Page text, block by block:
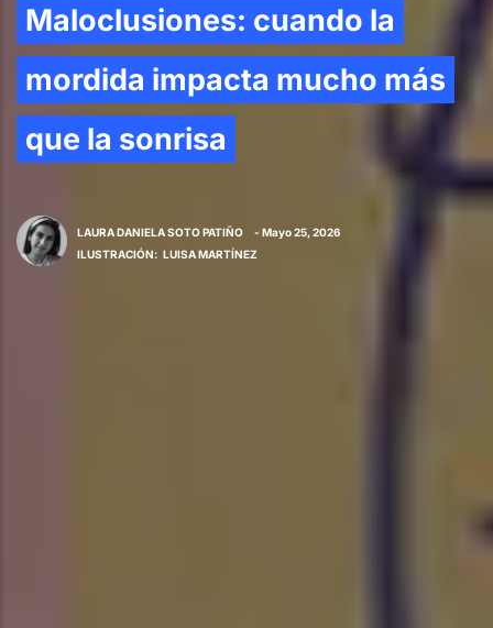
Maloclusiones: cuando la
mordida impacta mucho más
que la sonrisa
LAURA DANIELA SOTO PATIÑO
- Mayo 25, 2026
ILUSTRACIÓN: LUISA MARTÍNEZ